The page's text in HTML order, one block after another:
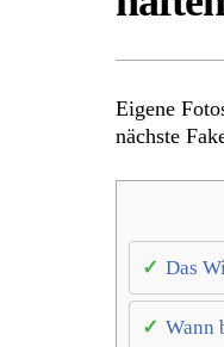
Eigene
nächste
Das
Wann